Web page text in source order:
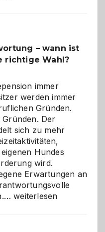
– wann ist
richtige Wahl?
immer
werden immer
Gründen.
Der
sich zu mehr
Hundes
wird.
Erwartungen an
Betreuung
weiterlesen